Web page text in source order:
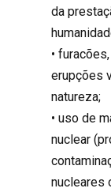
da
•
erupções
natureza;
• uso de
nuclear
nucleares